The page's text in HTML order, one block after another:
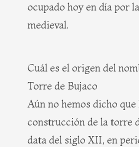
ocupado hoy en día por
medieval.
Cuál es el origen del
Torre de Bujaco
Aún no hemos dicho que
construcción de la torre
data del siglo XII, en